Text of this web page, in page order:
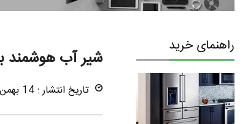
راهنمای خرید
شیر آب هوشمند
تاریخ انتشار : 14 بهمن 1390